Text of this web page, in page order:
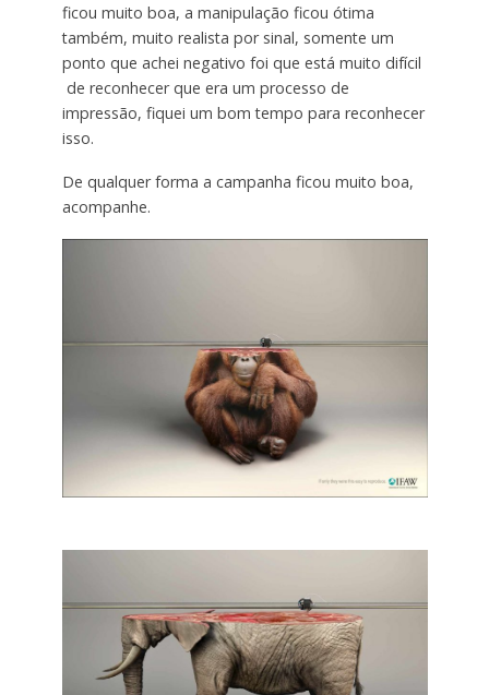
ficou muito boa, a manipulação ficou ótima
também, muito realista por sinal, somente um
ponto que achei negativo foi que está muito difícil
de reconhecer que era um processo de
impressão, fiquei um bom tempo para reconhecer
isso.
De qualquer forma a campanha ficou muito boa,
acompanhe.